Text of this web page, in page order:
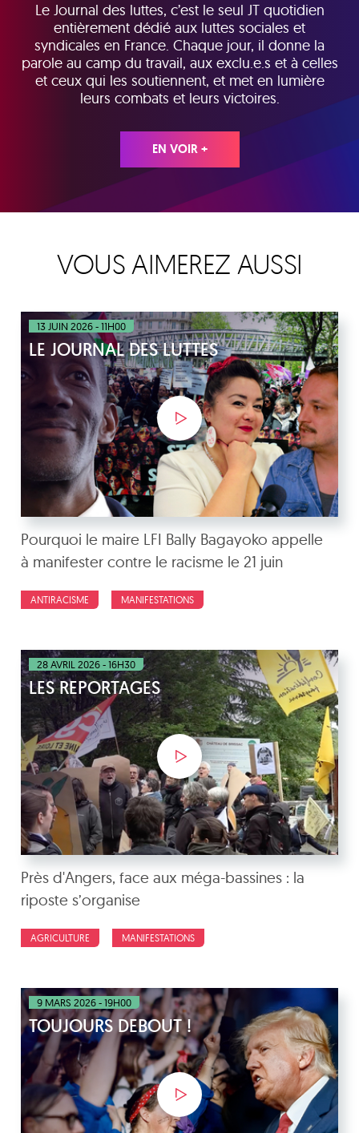
Le Journal des luttes, c’est le seul JT quotidien
entièrement dédié aux luttes sociales et
syndicales en France. Chaque jour, il donne la
parole au camp du travail, aux exclu.e.s et à celles
et ceux qui les soutiennent, et met en lumière
leurs combats et leurs victoires.
EN VOIR +
VOUS AIMEREZ AUSSI
13 JUIN 2026 - 11H00
LE JOURNAL DES LUTTES
Pourquoi le maire LFI Bally Bagayoko appelle
à manifester contre le racisme le 21 juin
ANTIRACISME MANIFESTATIONS
28 AVRIL 2026 - 16H30
LES REPORTAGES
Près d'Angers, face aux méga-bassines : la
riposte s’organise
AGRICULTURE MANIFESTATIONS
9 MARS 2026 - 19H00
TOUJOURS DEBOUT !